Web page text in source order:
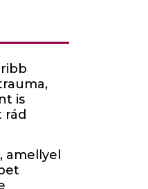
is
rád
amellyel